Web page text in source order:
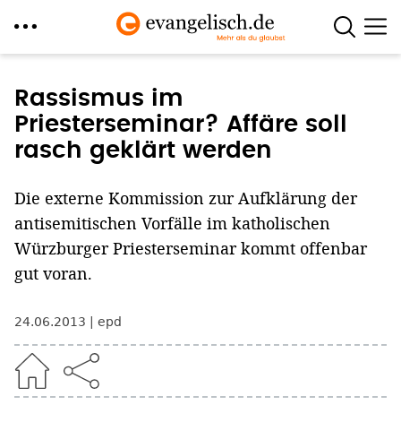
zum
Inhalt
Rassismus im
Priesterseminar? Affäre soll
rasch geklärt werden
Die externe Kommission zur Aufklärung der
antisemitischen Vorfälle im katholischen
Würzburger Priesterseminar kommt offenbar
gut voran.
24.06.2013 epd